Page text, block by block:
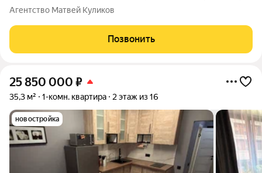
возможность стать владельцем стильной квартиры в
современном жилом комплексе, который подойдет как для
комфортной жизни, так и для
Агентство Матвей Куликов
Позвонить
25 850 000 ₽
35,3 м² 1-комн. квартира 2 этаж из 16
новостройка